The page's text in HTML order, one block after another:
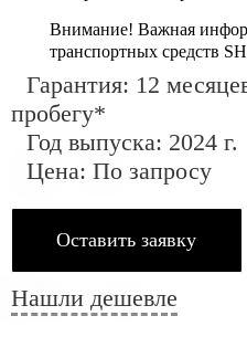
Внимание! Важная
транспортных средств
Гарантия: 12
пробегу*
Год выпуска: 2024 г.
Цена: По запросу
Оставить заявку
Нашли дешевле